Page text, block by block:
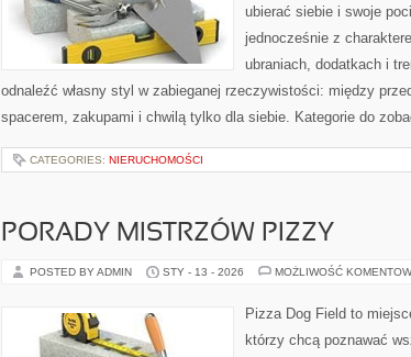
ubierać siebie i swoje
jednocześnie z
ubraniach, dodatkach i
odnaleźć własny styl w zabieganej rzeczywistości: między
spacerem, zakupami i chwilą tylko dla siebie. Kategorie do
CATEGORIES: NIERUCHOMOŚCI
PORADY MISTRZÓW PIZZY
POSTED BY ADMIN STY - 13 - 2026 MOŻLIWOŚĆ
Pizza Dog Field to
którzy chcą poznawać